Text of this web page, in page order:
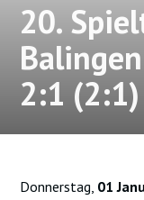
20.
2:1 (2:1)
Donnerstag, 01